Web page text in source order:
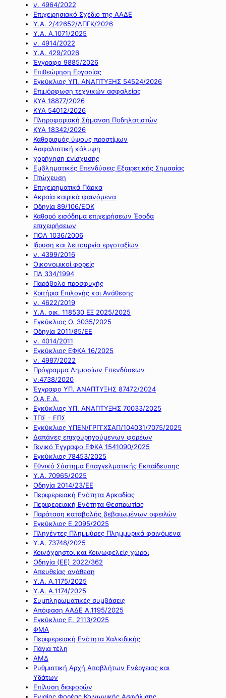
ν. 4964/2022
Επιχειρησιακό Σχέδιο της ΑΑΔΕ
Υ.Α. 2/42652/ΔΠΓΚ/2026
Υ.Α. Α.1071/2025
ν. 4914/2022
Υ.Α. 429/2026
Έγγραφο 9885/2026
Επιθεώρηση Εργασίας
Εγκύκλιος ΥΠ. ΑΝΑΠΤΥΞΗΣ 54524/2026
Επιμόρφωση τεχνικών ασφαλείας
ΚΥΑ 18877/2026
ΚΥΑ 54012/2026
Πληροφοριακή Σήμανση Ποδηλατιστών
ΚΥΑ 18342/2026
Καθορισμός ύψους προστίμων
Ασφαλιστική κάλυψη
χορήγηση ενίσχυσης
Εμβληματικές Επενδύσεις Εξαιρετικής Σημασίας
Πτώχευση
Επιχειρηματικά Πάρκα
Ακραία καιρικά φαινόμενα
Οδηγία 89/106/ΕΟΚ
Καθαρό εισόδημα επιχειρήσεων Έσοδα
επιχειρήσεων
ΠΟΛ 1036/2006
Ιδρυση και λειτουργία εργοταξίων
ν. 4399/2016
Οικονομικοί φορείς
ΠΔ 334/1994
Παράβολο προσφυγής
Κριτήρια Επιλογής και Ανάθεσης
ν. 4622/2019
Υ.Α. οικ. 118530 ΕΞ 2025/2025
Εγκύκλιος Ο. 3035/2025
Οδηγία 2011/85/ΕΕ
ν. 4014/2011
Εγκύκλιος ΕΦΚΑ 16/2025
ν. 4987/2022
Πρόγραμμα Δημοσίων Επενδύσεων
ν.4738/2020
Έγγραφο ΥΠ. ΑΝΑΠΤΥΞΗΣ 87472/2024
Ο.Α.Ε.Δ.
Εγκύκλιος ΥΠ. ΑΝΑΠΤΥΞΗΣ 70033/2025
ΤΠΣ - ΕΠΣ
Εγκύκλιος ΥΠΕΝ/ΓΡΓΓΧΣΑΠ/104031/7075/2025
Δαπάνες επιχουρηγούμενων φορέων
Γενικό Έγγραφο ΕΦΚΑ 1541090/2025
Εγκύκλιος 78453/2025
Εθνικό Σύστημα Επαγγελματικής Εκπαίδευσης
Υ.Α. 70965/2025
Οδηγία 2014/23/ΕΕ
Περιφερειακή Ενότητα Αρκαδίας
Περιφερειακή Ενότητα Θεσπρωτίας
Παράταση καταβολής βεβαιωμένων οφειλών
Εγκύκλιος Ε.2095/2025
Πληγέντες Πλημμύρες Πλημμυρικά φαινόμενα
Υ.Α. 73748/2025
Κοινόχρηστοι και Κοινωφελείς χώροι
Οδηγία (ΕΕ) 2022/362
Απευθείας ανάθεση
Υ.Α. Α.1175/2025
Υ.Α. Α.1174/2025
Συμπληρωματικές συμβάσεις
Απόφαση ΑΑΔΕ Α.1195/2025
Εγκύκλιος Ε. 2113/2025
ΦΜΑ
Περιφερειακή Ενότητα Χαλκιδικής
Πάγια τέλη
ΑΜΔ
Ρυθμιστική Αρχή Αποβλήτων Ενέργειας και
Υδάτων
Επίλυση διαφορών